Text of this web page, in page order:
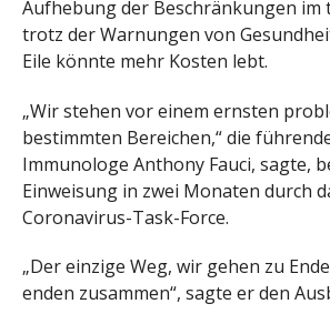
Aufhebung der Beschränkungen im
trotz der Warnungen von
Eile könnte mehr Kosten lebt.
„Wir stehen vor einem ernsten
bestimmten Bereichen,“ die
Immunologe Anthony Fauci, sagte,
Einweisung in zwei Monaten durch
Coronavirus-Task-Force.
„Der einzige Weg, wir gehen zu
enden zusammen“, sagte er den